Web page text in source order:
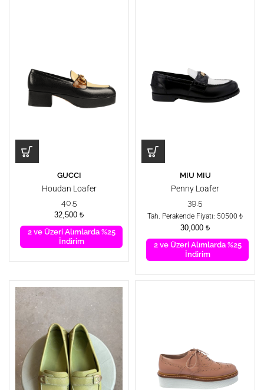
GUCCI
Houdan Loafer
40.5
32,500 ₺
2 ve Üzeri Alımlarda %25
İndirim
MIU MIU
Penny Loafer
39,5
Tah. Perakende Fiyatı: 50500 ₺
30,000 ₺
2 ve Üzeri Alımlarda %25
İndirim